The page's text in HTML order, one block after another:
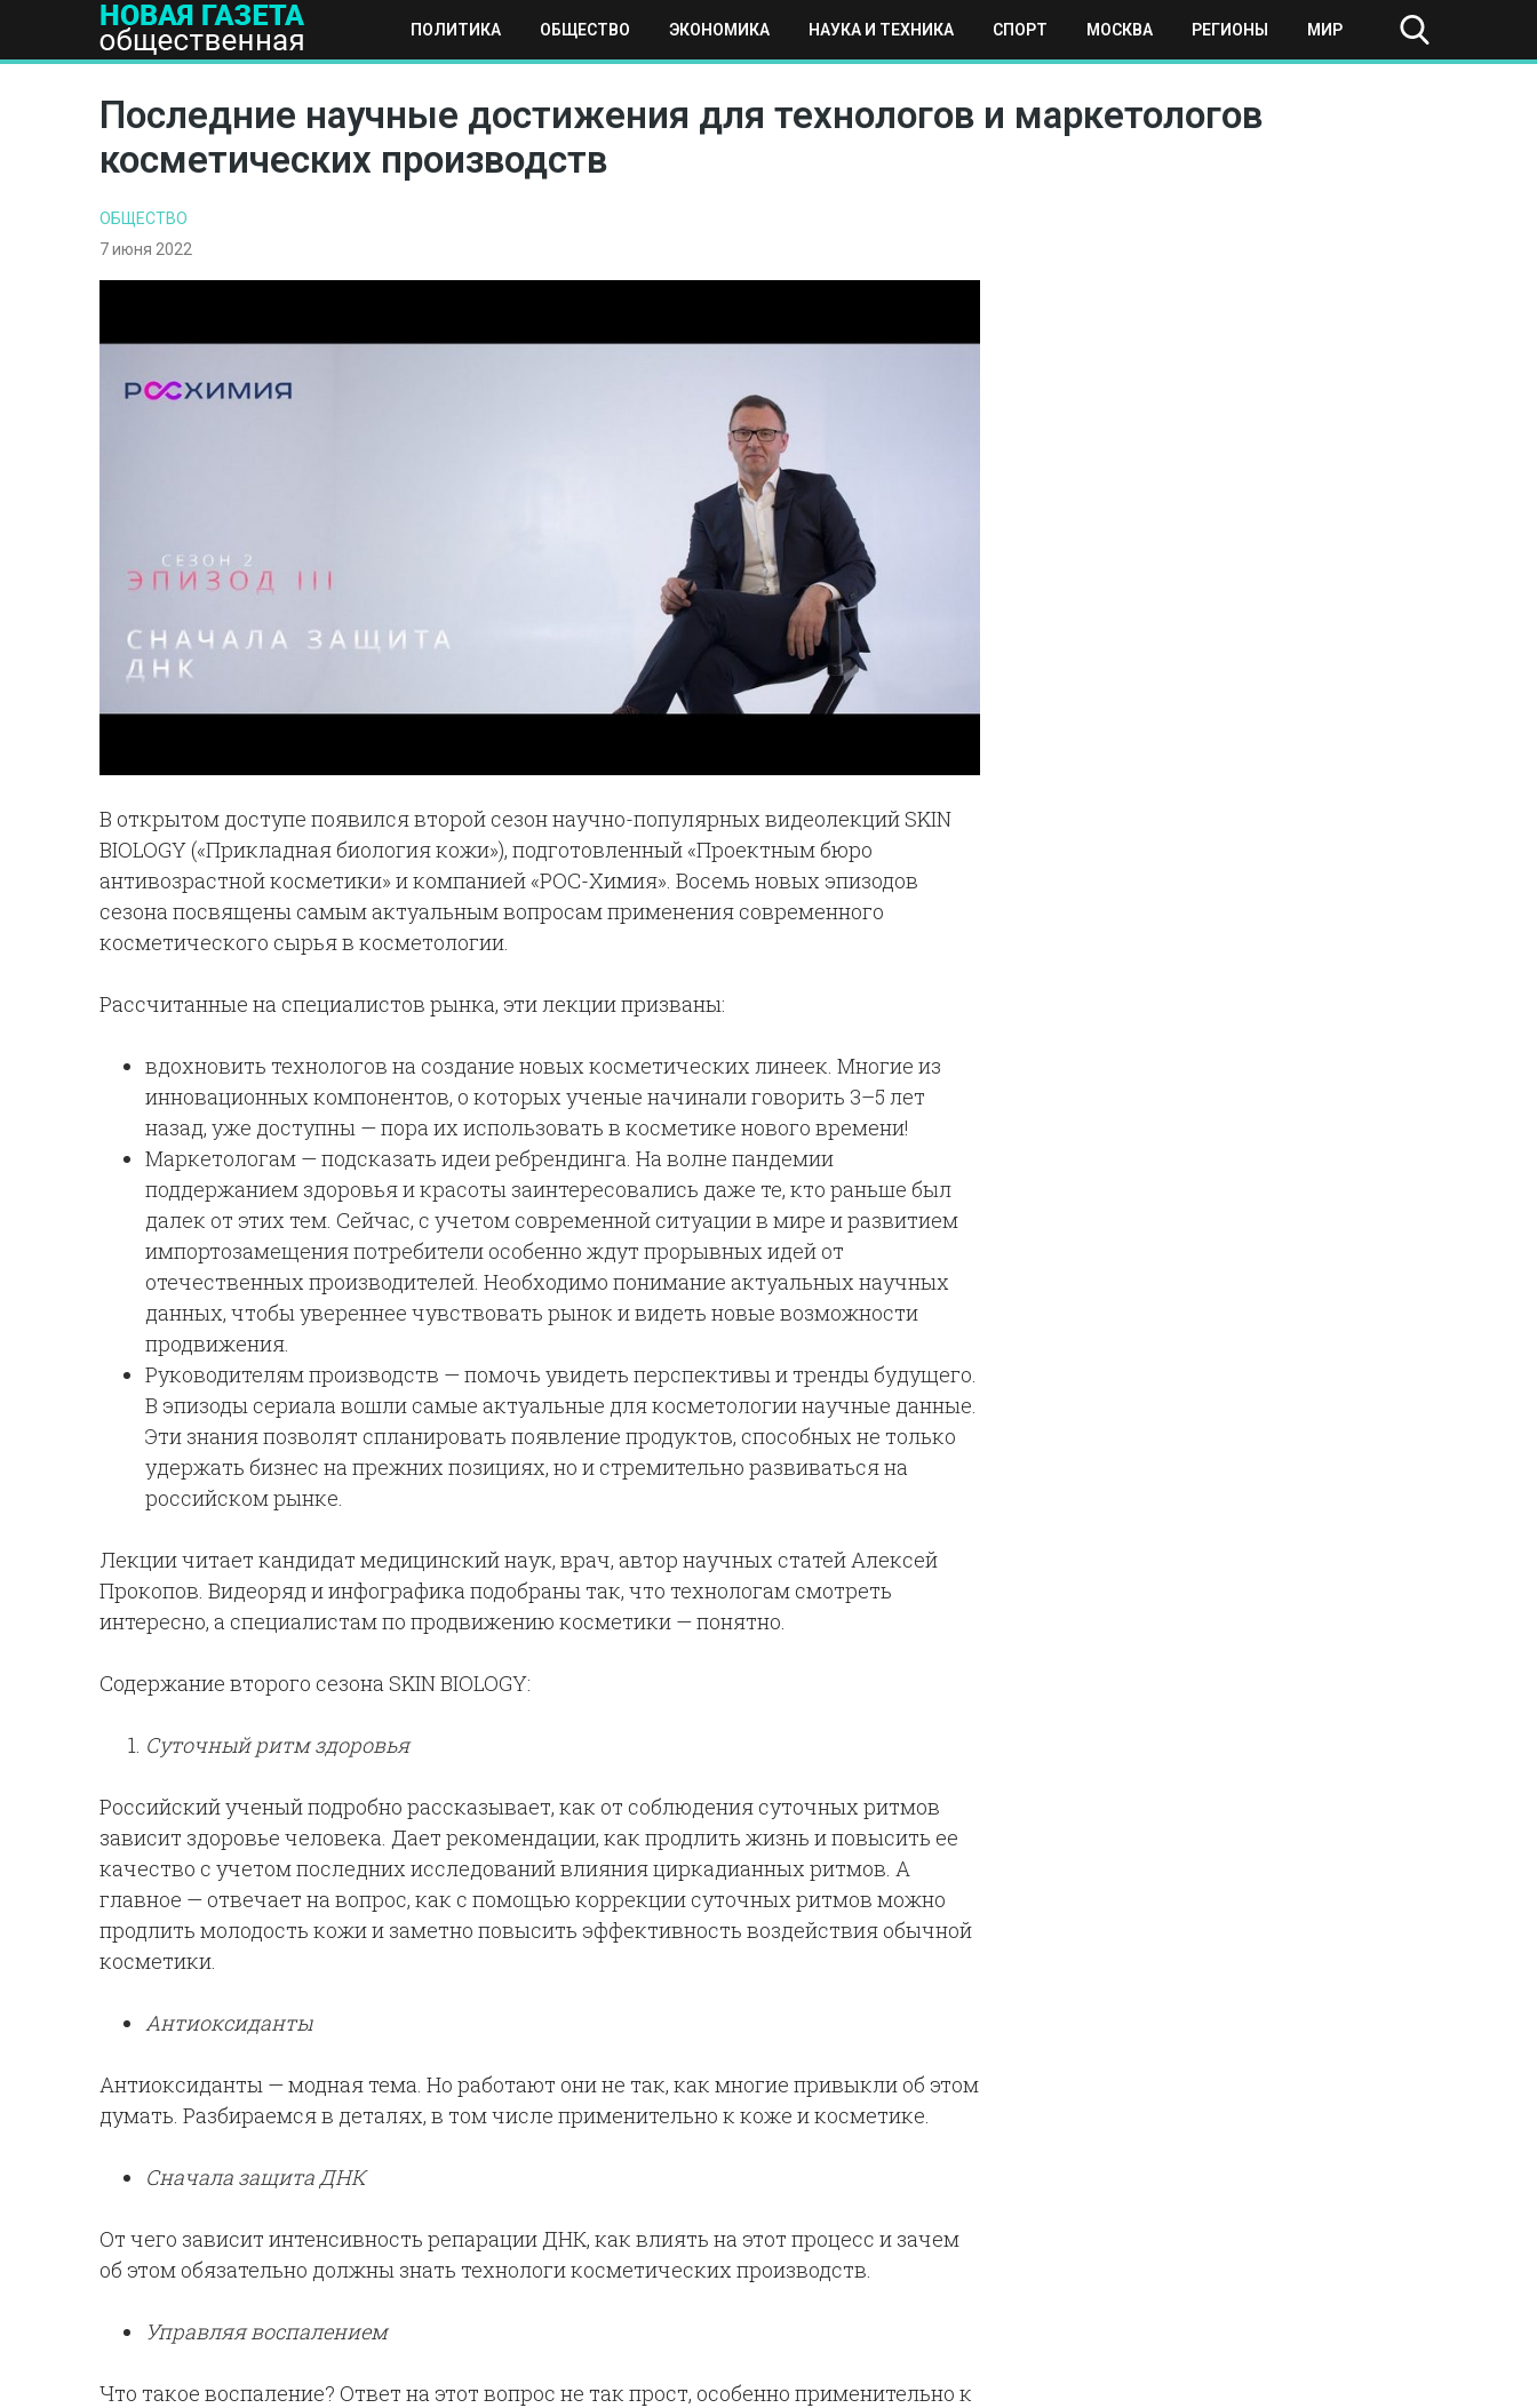
ПОЛИТИКА ОБЩЕСТВО ЭКОНОМИКА НАУКА И ТЕХНИКА СПОРТ МОСКВА РЕГИОНЫ МИР
ПОЛИТИКА ОБЩЕСТВО ЭКОНОМИКА НАУКА И ТЕХНИКА СПОРТ МОСКВА РЕГИОНЫ МИР
Последние научные достижения для технологов и маркетологов
косметических производств
ОБЩЕСТВО
7 июня 2022
В открытом доступе появился второй сезон научно-популярных видеолекций SKIN
BIOLOGY («Прикладная биология кожи»), подготовленный «Проектным бюро
антивозрастной косметики» и компанией «РОС-Химия». Восемь новых эпизодов
сезона посвящены самым актуальным вопросам применения современного
косметического сырья в косметологии.
Рассчитанные на специалистов рынка, эти лекции призваны:
вдохновить технологов на создание новых косметических линеек. Многие из
инновационных компонентов, о которых ученые начинали говорить 3–5 лет
назад, уже доступны — пора их использовать в косметике нового времени!
Маркетологам — подсказать идеи ребрендинга. На волне пандемии
поддержанием здоровья и красоты заинтересовались даже те, кто раньше был
далек от этих тем. Сейчас, с учетом современной ситуации в мире и развитием
импортозамещения потребители особенно ждут прорывных идей от
отечественных производителей. Необходимо понимание актуальных научных
данных, чтобы увереннее чувствовать рынок и видеть новые возможности
продвижения.
Руководителям производств — помочь увидеть перспективы и тренды будущего.
В эпизоды сериала вошли самые актуальные для косметологии научные данные.
Эти знания позволят спланировать появление продуктов, способных не только
удержать бизнес на прежних позициях, но и стремительно развиваться на
российском рынке.
Лекции читает кандидат медицинский наук, врач, автор научных статейАлексей
Прокопов. Видеоряд и инфографика подобраны так, что технологам смотреть
интересно, а специалистам по продвижению косметики — понятно.
Содержание второго сезона SKIN BIOLOGY:
Суточный ритм здоровья
Российский ученый подробно рассказывает, как от соблюдения суточных ритмов
зависит здоровье человека. Дает рекомендации, как продлить жизнь и повысить ее
качество с учетом последних исследований влияния циркадианных ритмов. А
главное — отвечает на вопрос, как с помощью коррекции суточных ритмов можно
продлить молодость кожи и заметно повысить эффективность воздействия обычной
косметики.
Антиоксиданты
Антиоксиданты — модная тема. Но работают они не так, как многие привыкли об этом
думать. Разбираемся в деталях, в том числе применительно к коже и косметике.
Сначала защита ДНК
От чего зависит интенсивность репарации ДНК, как влиять на этот процесс и зачем
об этом обязательно должны знать технологи косметических производств.
Управляя воспалением
Что такое воспаление? Ответ на этот вопрос не так прост, особенно применительно к